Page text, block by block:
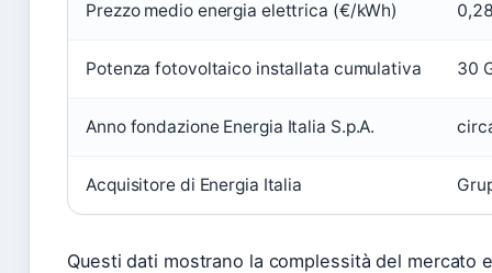
Prezzo medio energia elettrica (€/kWh)
Potenza fotovoltaico installata cumulativa 30
Anno fondazione Energia Italia S.p.A.
Acquisitore di Energia Italia
Questi dati mostrano la complessità del mercato